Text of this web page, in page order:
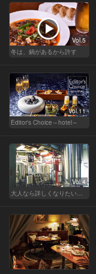
Vol.5
冬は、鍋があるから許す
Vol.11
Editor's Choice～hotel～
Vol.4
大人なら詳しくなりたい、お酒の基礎知識